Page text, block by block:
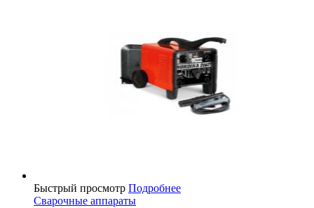
Быстрый просмотр Подробнее
Сварочные аппараты